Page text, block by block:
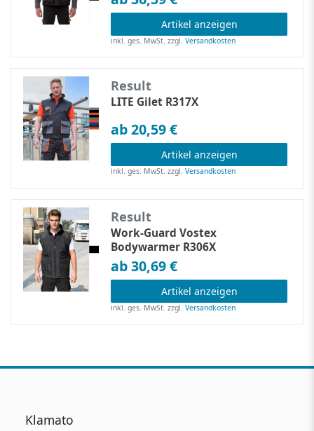
Artikel anzeigen
inkl. ges. MwSt. zzgl.Versandkosten
Result
LITE Gilet R317X
ab 20,59 €
Artikel anzeigen
inkl. ges. MwSt. zzgl.Versandkosten
Result
Work-Guard Vostex
Bodywarmer R306X
ab 30,69 €
Artikel anzeigen
inkl. ges. MwSt. zzgl.Versandkosten
Klamato